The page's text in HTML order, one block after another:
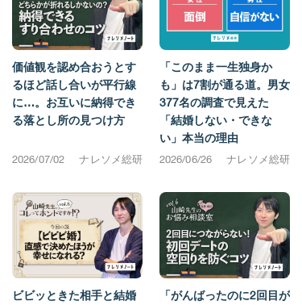
価値観を認め合おうとす
るほど話し合いが平行線
に…。お互いに納得でき
る落とし所の見つけ方
2026/07/02 ナレソメ総研
「このまま一生独身か
も」は7割が通る道。男女
377名の調査で見えた
「結婚しない・できな
い」本当の理由
2026/06/26 ナレソメ総研
ビビッときた相手と結婚
「がんばったのに2回目が